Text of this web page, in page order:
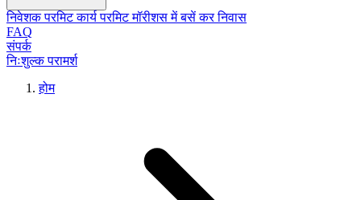
निवेशक परमिटकार्य परमिटमॉरीशस में बसेंकर निवास
FAQ
संपर्क
निःशुल्क परामर्श
होम